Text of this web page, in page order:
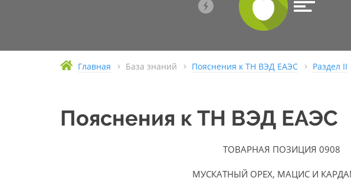
Главная База знаний Пояснения к ТН ВЭД ЕАЭС Раздел II
Пояснения к ТН ВЭД ЕАЭС
ТОВАРНАЯ ПОЗИЦИЯ 0908
МУСКАТНЫЙ ОРЕХ, МАЦИС И